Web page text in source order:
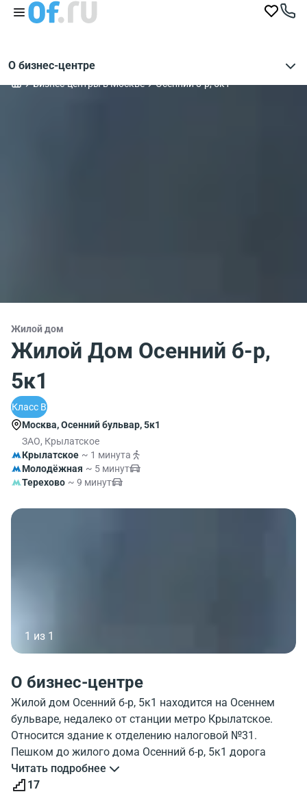
О бизнес-центре
Бизнес-центры в Москве Осенний б-р, 5к1
Жилой дом
Жилой Дом Осенний б-р,
5к1
Класс B
Москва, Осенний бульвар, 5к1
ЗАО, Крылатское
Крылатское ~ 1 минута
Молодёжная ~ 5 минут
Терехово ~ 9 минут
1 из 1
О бизнес-центре
Жилой дом Осенний б-р, 5к1 находится на Осеннем
бульваре, недалеко от станции метро Крылатское.
Относится здание к отделению налоговой №31.
Пешком до жилого дома Осенний б-р, 5к1 дорога
займет приблизительно за 1 минута от станции метро.
В объекте 17 этажей, и парковка. Внешний вид жилого
Читать подробнее
17